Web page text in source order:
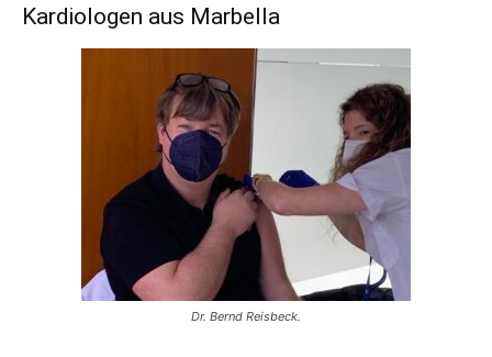
Kardiologen aus Marbella
Dr. Bernd Reisbeck.